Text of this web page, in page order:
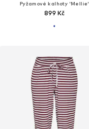
Pyžamové kalhoty 'Mellie'
899 Kč